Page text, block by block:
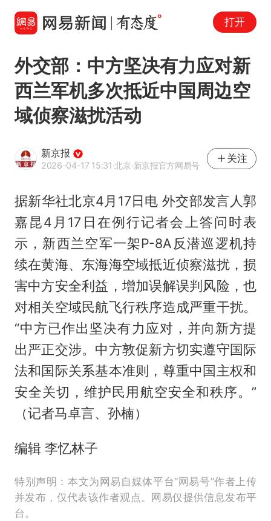
打开
外交部：中方坚决有力应对新
西兰军机多次抵近中国周边空
域侦察滋扰活动
新京报
2026-04-17 15:31·北京·新京报官方网易号
关注
据新华社北京4月17日电 外交部发言人郭
嘉昆4月17日在例行记者会上答问时表
示，新西兰空军一架P-8A反潜巡逻机持
续在黄海、东海海空域抵近侦察滋扰，损
害中方安全利益，增加误解误判风险，也
对相关空域民航飞行秩序造成严重干扰。
“中方已作出坚决有力应对，并向新方提
出严正交涉。中方敦促新方切实遵守国际
法和国际关系基本准则，尊重中国主权和
安全关切，维护民用航空安全和秩序。”
（记者马卓言、孙楠）
编辑 李忆林子
特别声明：本文为网易自媒体平台“网易号”作者上传
并发布，仅代表该作者观点。网易仅提供信息发布平
台。